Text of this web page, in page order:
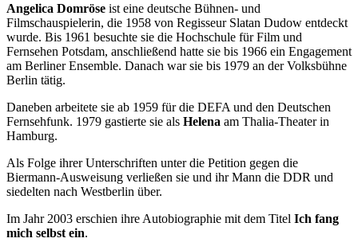
Angelica Domröse ist eine deutsche Bühnen- und
Filmschauspielerin, die 1958 von Regisseur Slatan Dudow entdeckt
wurde. Bis 1961 besuchte sie die Hochschule für Film und
Fernsehen Potsdam, anschließend hatte sie bis 1966 ein Engagement
am Berliner Ensemble. Danach war sie bis 1979 an der Volksbühne
Berlin tätig.
Daneben arbeitete sie ab 1959 für die DEFA und den Deutschen
Fernsehfunk. 1979 gastierte sie als Helena am Thalia-Theater in
Hamburg.
Als Folge ihrer Unterschriften unter die Petition gegen die
Biermann-Ausweisung verließen sie und ihr Mann die DDR und
siedelten nach Westberlin über.
Im Jahr 2003 erschien ihre Autobiographie mit dem Titel Ich fang
mich selbst ein.